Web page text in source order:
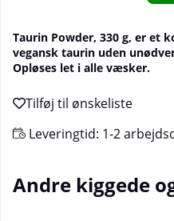
Taurin Powder, 330 g, er et
vegansk taurin uden
Opløses let i alle væsker.
Leveringtid: 1-2
Andre kiggede